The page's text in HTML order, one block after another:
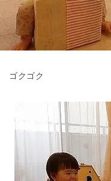
ゴクゴク